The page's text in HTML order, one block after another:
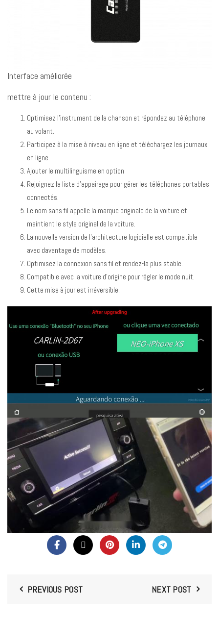
Interface améliorée
mettre à jour le contenu :
Optimisez l’instrument de la chanson et répondez au téléphone
au volant.
Participez à la mise à niveau en ligne et téléchargez les journaux
en ligne.
Ajouter le multilinguisme en option
Rejoignez la liste d’appairage pour gérer les téléphones portables
connectés.
Le nom sans fil appelle la marque originale de la voiture et
maintient le style original de la voiture.
La nouvelle version de l’architecture logicielle est compatible
avec davantage de modèles.
Optimisez la connexion sans fil et rendez-la plus stable.
Compatible avec la voiture d’origine pour régler le mode nuit.
Cette mise à jour est irréversible.
PREVIOUS POST NEXT POST